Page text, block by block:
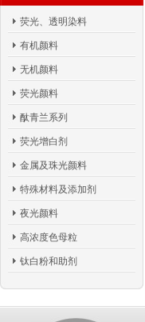
荧光、透明染料
有机颜料
无机颜料
荧光颜料
酞青兰系列
荧光增白剂
金属及珠光颜料
特殊材料及添加剂
夜光颜料
高浓度色母粒
钛白粉和助剂